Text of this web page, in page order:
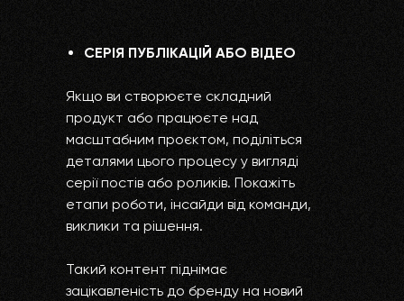
СЕРІЯ ПУБЛІКАЦІЙ АБО ВІДЕО
Якщо ви створюєте складний
продукт або працюєте над
масштабним проєктом, поділіться
деталями цього процесу у вигляді
серії постів або роликів. Покажіть
етапи роботи, інсайди від команди,
виклики та рішення.
Такий контент піднімає
зацікавленість до бренду на новий